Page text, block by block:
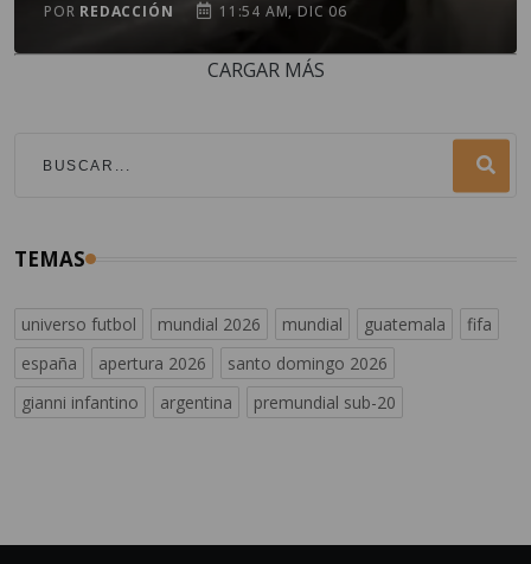
POR REDACCIÓN 11:54 AM, DIC 06
CARGAR MÁS
TEMAS
universo futbol mundial 2026 mundial guatemala
fifa
españa
apertura 2026
santo domingo 2026
gianni infantino
argentina premundial sub-20